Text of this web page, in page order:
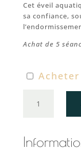
Cet éveil
sa confiance,
Achat de 5
au